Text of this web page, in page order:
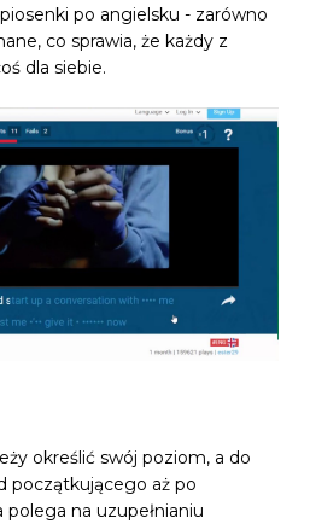
po angielsku - zarówno
co sprawia, że każdy z
dla siebie.
określić swój poziom, a do
początkującego aż po
na uzupełnianiu